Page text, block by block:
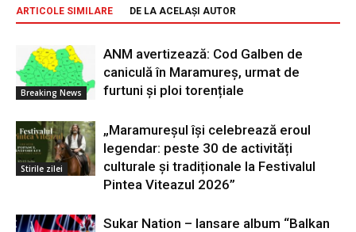
ARTICOLE SIMILARE DE LA ACELAȘI AUTOR
Breaking News
ANM avertizează: Cod Galben de
caniculă în Maramureș, urmat de
furtuni și ploi torențiale
Stirile zilei
„Maramureșul își celebrează eroul
legendar: peste 30 de activități
culturale și tradiționale la Festivalul
Pintea Viteazul 2026”
Sukar Nation – lansare album “Balkan